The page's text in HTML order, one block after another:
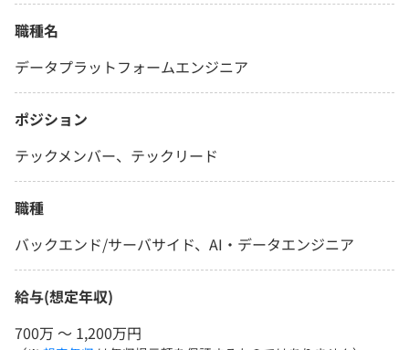
職種名
データプラットフォームエンジニア
ポジション
テックメンバー、テックリード
職種
バックエンド/サーバサイド、AI・データエンジニア
給与(想定年収)
700万 〜 1,200万円